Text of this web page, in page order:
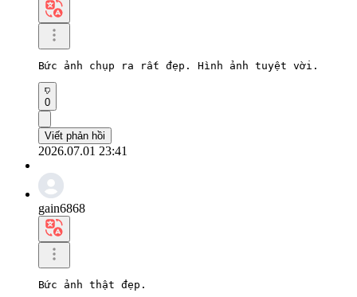
Bức ảnh chụp ra rất đẹp. Hình ảnh tuyệt vời.
0
Viết phản hồi
2026.07.01 23:41
gain6868
Bức ảnh thật đẹp.